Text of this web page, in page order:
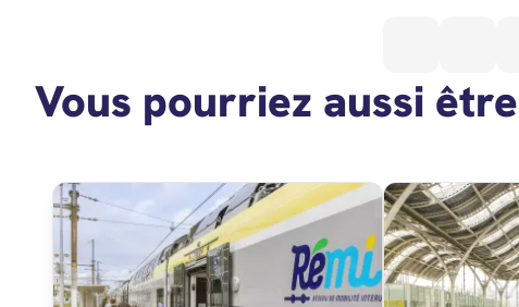
Vous pourriez aussi